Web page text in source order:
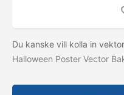
Du kanske vill kolla in
Halloween Poster Vector